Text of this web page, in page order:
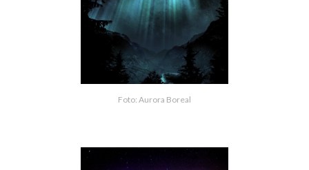
Foto: Aurora Boreal